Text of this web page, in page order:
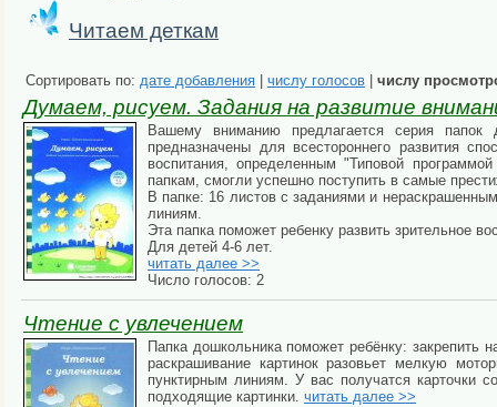
Читаем деткам
Сортировать по: дате добавления числу голосов числу
Думаем, рисуем. Задания на развитие
Вашему вниманию предлагается серия папок
предназначены для всестороннего развития
воспитания, определенным "Типовой
папкам, смогли успешно поступить в самые
В папке: 16 листов с заданиями и
линиям.
Эта папка поможет ребенку развить зрительное
Для детей 4-6 лет.
читать далее >>
Число голосов: 2
Чтение с увлечением
Папка дошкольника поможет ребёнку: закрепить
раскрашивание картинок разовьет мелкую
пунктирным линиям. У вас получатся карточки
подходящие картинки. читать далее >>